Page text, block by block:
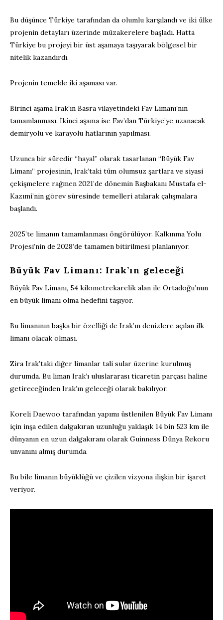
Bu düşünce Türkiye tarafından da olumlu karşılandı ve iki ülke
projenin detayları üzerinde müzakerelere başladı. Hatta
Türkiye bu projeyi bir üst aşamaya taşıyarak bölgesel bir
nitelik kazandırdı.
Projenin temelde iki aşaması var.
Birinci aşama Irak’ın Basra vilayetindeki Fav Limanı’nın
tamamlanması. İkinci aşama ise Fav’dan Türkiye’ye uzanacak
demiryolu ve karayolu hatlarının yapılması.
Uzunca bir süredir “hayal” olarak tasarlanan “Büyük Fav
Limanı” projesinin, Irak’taki tüm olumsuz şartlara ve siyasi
çekişmelere rağmen 2021’de dönemin Başbakanı Mustafa el-
Kazımi’nin görev süresinde temelleri atılarak çalışmalara
başlandı.
2025’te limanın tamamlanması öngörülüyor. Kalkınma Yolu
Projesi’nin de 2028’de tamamen bitirilmesi planlanıyor.
Büyük Fav Limanı: Irak’ın geleceği
Büyük Fav Limanı, 54 kilometrekarelik alan ile Ortadoğu’nun
en büyük limanı olma hedefini taşıyor.
Bu limanının başka bir özelliği de Irak’ın denizlere açılan ilk
limanı olacak olması.
Zira Irak’taki diğer limanlar tali sular üzerine kurulmuş
durumda. Bu liman Irak’ı uluslararası ticaretin parçası haline
getireceğinden Irak’ın geleceği olarak bakılıyor.
Koreli Daewoo tarafından yapımı üstlenilen Büyük Fav Limanı
için inşa edilen dalgakıran uzunluğu yaklaşık 14 bin 523 km ile
dünyanın en uzun dalgakıranı olarak Guinness Dünya Rekoru
unvanını almış durumda.
Bu bile limanın büyüklüğü ve çizilen vizyona ilişkin bir işaret
veriyor.